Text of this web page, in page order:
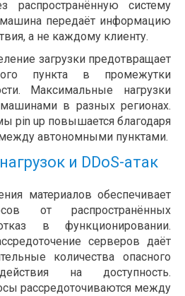
распространённую систему
передаёт информацию
а не каждому клиенту.
загрузки предотвращает
пункта в промежутки
Максимальные нагрузки
в разных регионах.
pin up повышается благодаря
автономными пунктами.
и DDoS-атак
материалов обеспечивает
от распространённых
в функционировании.
серверов даёт
количества опасного
на доступность.
рассредоточиваются между